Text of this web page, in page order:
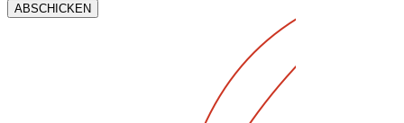
ABSCHICKEN